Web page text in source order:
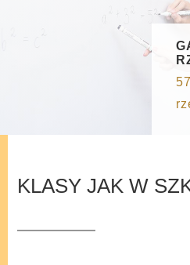
KLASY JAK W